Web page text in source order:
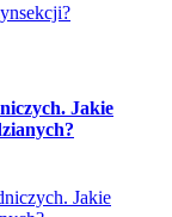
Jakie